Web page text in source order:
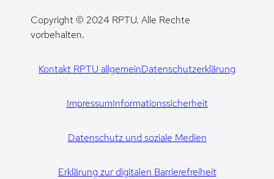
Copyright © 2024 RPTU. Alle Rechte
vorbehalten.
Kontakt RPTU allgemeinDatenschutzerklärung
ImpressumInformationssicherheit
Datenschutz und soziale Medien
Erklärung zur digitalen Barrierefreiheit